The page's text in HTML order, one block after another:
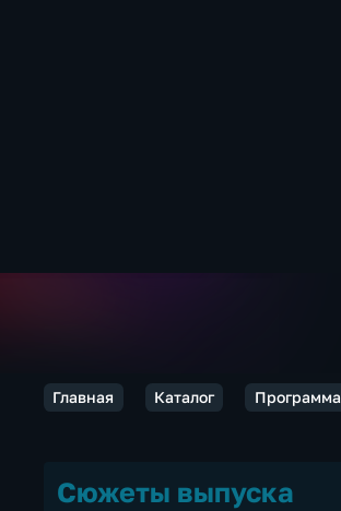
Главная Каталог Программа
Сюжеты выпуска